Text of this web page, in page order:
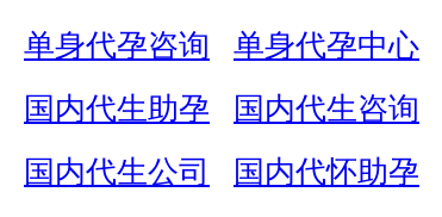
单身代孕咨询 单身代孕中心
国内代生助孕 国内代生咨询
国内代生公司 国内代怀助孕